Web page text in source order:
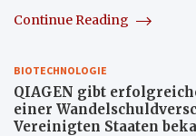
Continue Reading
BIOTECHNOLOGIE
QIAGEN gibt
einer
Vereinigten Staaten